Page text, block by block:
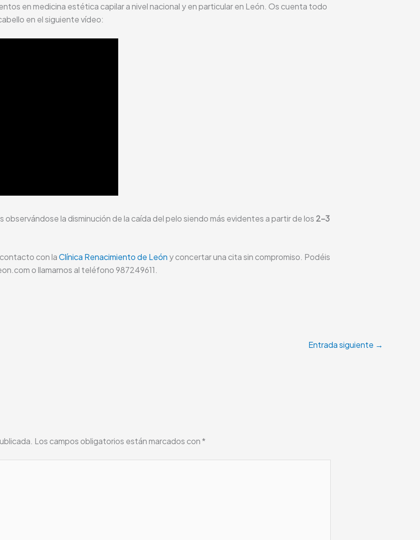
en medicina estética capilar a nivel nacional y en particular en León. Os cuenta todo
en el siguiente vídeo:
la disminución de la caída del pelo siendo más evidentes a partir de los 2-3
con laClínica Renacimiento de León y concertar una cita sin compromiso. Podéis
o llamarnos al teléfono 987249611.
Entrada siguiente →
Los campos obligatorios están marcados con*